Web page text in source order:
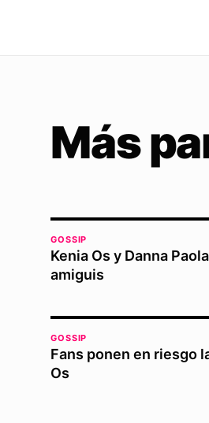
Más
GOSSIP
Kenia Os y Danna
amiguis
GOSSIP
Fans ponen en riesgo
Os